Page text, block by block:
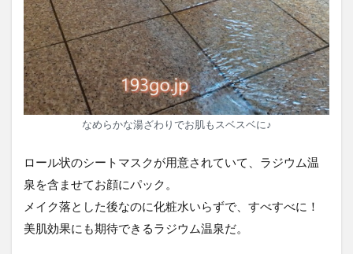
なめらかな湯ざわりでお肌もスベスベに♪
ロール状のシートマスクが用意されていて、ラジウム温
泉を含ませてお顔にパック。
メイク落とした後なのに化粧水いらずで、すべすべに！
美肌効果にも期待できるラジウム温泉だ。